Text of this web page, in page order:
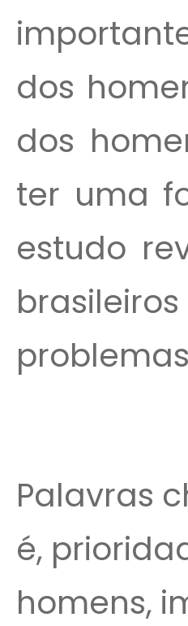
dos
dos
ter uma
estudo
Palavras
é,
homens,